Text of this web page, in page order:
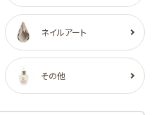
ネイルアート
その他